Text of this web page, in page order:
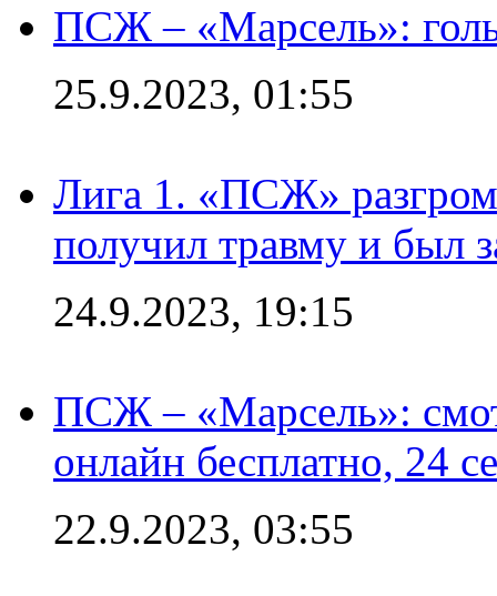
ПСЖ – «Марсель»:
25.9.2023, 01:55
Лига 1. «ПСЖ»
получил травму и был
24.9.2023, 19:15
ПСЖ – «Марсель»:
онлайн бесплатно, 24
22.9.2023, 03:55